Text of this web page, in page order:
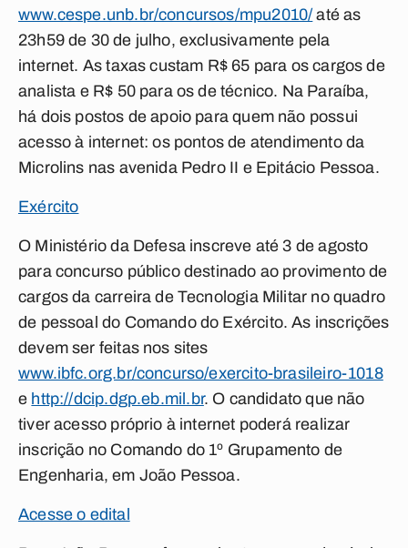
www.cespe.unb.br/concursos/mpu2010/ até as
23h59 de 30 de julho, exclusivamente pela
internet. As taxas custam R$ 65 para os cargos de
analista e R$ 50 para os de técnico. Na Paraíba,
há dois postos de apoio para quem não possui
acesso à internet: os pontos de atendimento da
Microlins nas avenida Pedro II e Epitácio Pessoa.
Exército
O Ministério da Defesa inscreve até 3 de agosto
para concurso público destinado ao provimento de
cargos da carreira de Tecnologia Militar no quadro
de pessoal do Comando do Exército. As inscrições
devem ser feitas nos sites
www.ibfc.org.br/concurso/exercito-brasileiro-1018
e http://dcip.dgp.eb.mil.br. O candidato que não
tiver acesso próprio à internet poderá realizar
inscrição no Comando do 1º Grupamento de
Engenharia, em João Pessoa.
Acesse o edital